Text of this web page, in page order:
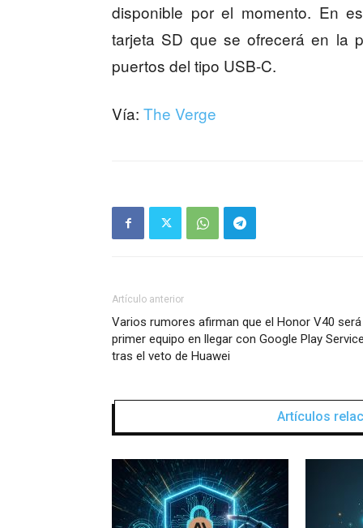
disponible por el momento. En
tarjeta SD que se ofrecerá en la
puertos del tipo USB-C.
Vía: The Verge
Artículo anterior
Varios rumores afirman que el Honor V40 será
primer equipo en llegar con Google Play
tras el veto de Huawei
Artículos